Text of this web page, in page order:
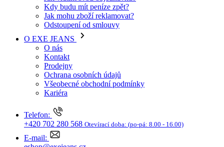
O EXE JEANS
O nás
Kontakt
Prodejny
Ochrana osobních údajů
Všeobecné obchodní podmínky
Kariéra
Telefon:
+420 702 280 568
Otevírací doba: (po-pá: 8.00 - 16.00)
eshop@exejeans.cz